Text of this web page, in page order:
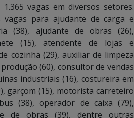
vagas em diversos setores.
vagas para ajudante de carga e
(38), ajudante de obras (26),
(15), atendente de lojas e
cozinha (29), auxiliar de limpeza
(60), consultor de vendas
industriais (16), costureira em
garçom (15), motorista carreteiro
(38), operador de caixa (79),
de obras (39), dentre outras